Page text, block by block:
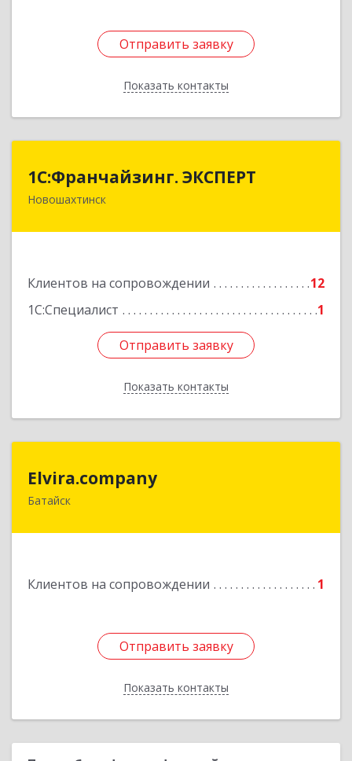
Отправить заявку
Показать контакты
Отправить заявку
Назад
1С:Франчайзинг. ЭКСПЕРТ
Новошахтинск
Клиентов на сопровождении
12
1С:Специалист
1
Отправить заявку
Показать контакты
1С:Франчайзинг. ЭКСПЕРТ
346901, Ростовская обл, Новошахтинск г,
Отправить заявку
Назад
Elvira.company
Батайск
Клиентов на сопровождении 1
Отправить заявку
Показать контакты
Отправить заявку
Назад